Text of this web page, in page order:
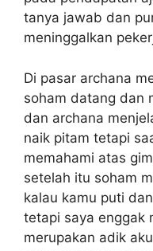
tanya jawab dan
meninggalkan
Di pasar archana
soham datang dan
dan archana
naik pitam tetapi
memahami atas
setelah itu soham
kalau kamu puti
tetapi saya enggak
merupakan adik